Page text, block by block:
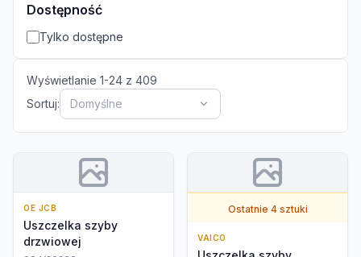
Dostępność
Tylko dostępne
Wyświetlanie 1-24 z 409
Sortuj:
Domyślne
OE JCB
Uszczelka szyby
drzwiowej
Ostatnie 4 sztuki
VAICO